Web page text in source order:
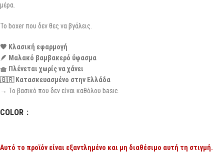
μέρα.
Το boxer που δεν θες να βγάλεις.
🖤 Κλασική εφαρμογή
🪶 Μαλακό βαμβακερό ύφασμα
🧺 Πλένεται χωρίς να χάνει
🇬🇷 Κατασκευασμένο στην Ελλάδα
→ Το βασικό που δεν είναι καθόλου basic.
COLOR
Αυτό το προϊόν είναι εξαντλημένο και μη διαθέσιμο αυτή τη στιγμή.